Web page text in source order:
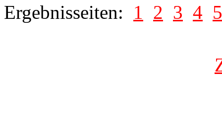
Ergebnisseiten: 1 2 3 4 5